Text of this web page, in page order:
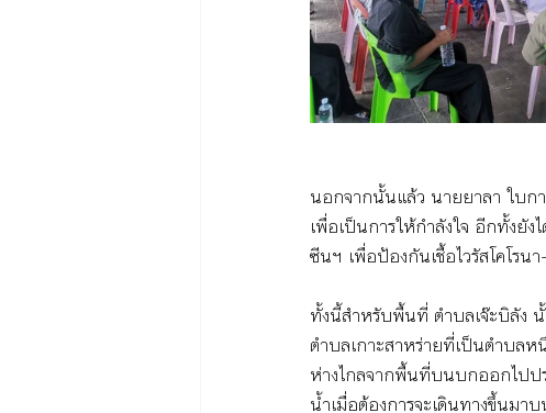
นอกจากนั้นแล้ว นายยาลา ใบก
เพื่อเป็นการให้กำลังใจ อีกทั้ง
ซีนฯ เพื่อป้องกันเชื้อไวรัสโคโร
ทั้งนี้สำหรับพื้นที่ ตำบลเจ๊ะบิลัง
ตำบลเกาะสาหร่ายที่เป็นตำบล
ห่างไกลจากพื้นที่บนบกออกไปป
น้ำเมื่อต้องการจะเดินทางขึ้นม